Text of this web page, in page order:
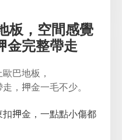
板，空間感覺
金完整帶走
巴地板，
，押金一毛不少。
押金，一點點小傷都